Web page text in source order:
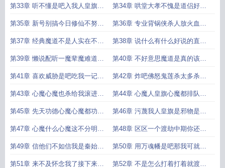
一切好好 吧这人皇
第33章 听不懂是吧入我人皇旗就
听懂了啊
第34章 哄堂大孝不愧是道侣好好
好筑基
第35章 新号别搞今日修仙不努力
来日人皇
第36章 专业背锅侠杀人放火血魔
宫救苦救
第37章 经典魔道不是人实在不行
我们先搜
第38章 说什么有什么好说的直接
大荒囚天
第39章 懒说配听一魔辈魔难道魔
道就真的
第40章 不好意思魔道是真的该死
走路只走
第41章 喜欢威胁是吧吃我一记佛
怒鬼莲
第42章 炸吧佛怒鬼莲杀太多杀出
心魔了
第43章 心魔心魔也杀给我滚进人
皇旗
第44章 心魔人皇旗心魔都排队来
是吧
第45章 先天功德心魔心魔都功德
成圣了
第46章 污蔑我人皇旗是邪物是吧
功德圣
第47章 心魔什么心魔这不分明是
天道
第48章 区区一个渡劫中期你还不
够资格
第49章 信他们不如信我是秦始皇
不好意
第50章 用万魂幡是吧那我可就兴
奋了
第51章 来不及怀念我了接下来登 第52章 不是怎么打着打着就渡劫